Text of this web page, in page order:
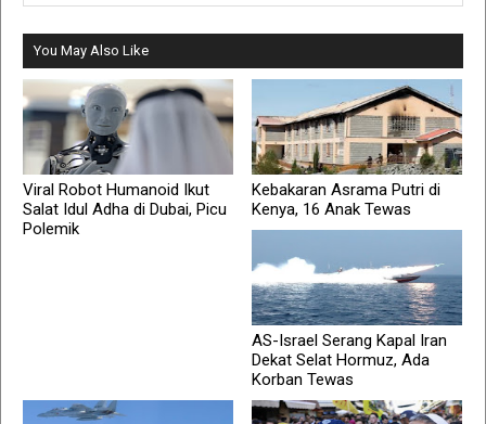
You May Also Like
Viral Robot Humanoid Ikut
Salat Idul Adha di Dubai, Picu
Polemik
Kebakaran Asrama Putri di
Kenya, 16 Anak Tewas
AS-Israel Serang Kapal Iran
Dekat Selat Hormuz, Ada
Korban Tewas